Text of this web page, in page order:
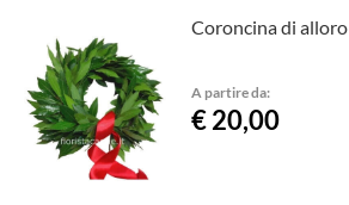
Coroncina di alloro
A partire da:
€ 20,00